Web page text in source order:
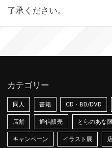
了承ください。
カテゴリー
同人 書籍 CD・BD/DVD
店舗 通信販売 とらのあな
キャンペーン イラスト展